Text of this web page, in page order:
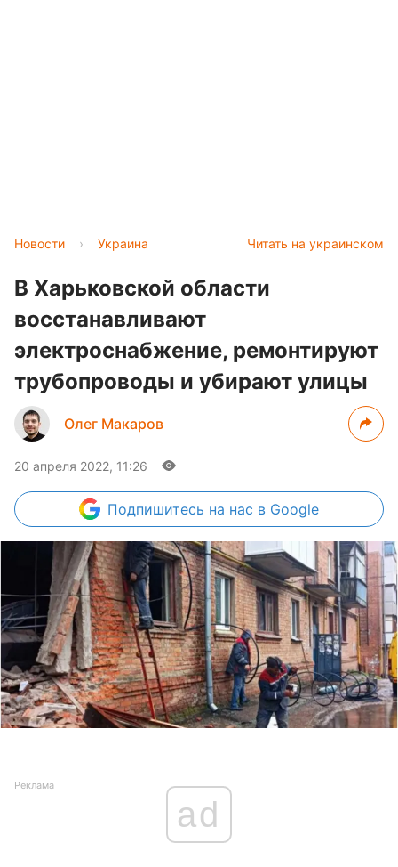
Читать на украинском
Новости › Украина
В Харьковской области
восстанавливают
электроснабжение, ремонтируют
трубопроводы и убирают улицы
Олег Макаров
20 апреля 2022, 11:26
Подпишитесь на нас в Google
Реклама
ad